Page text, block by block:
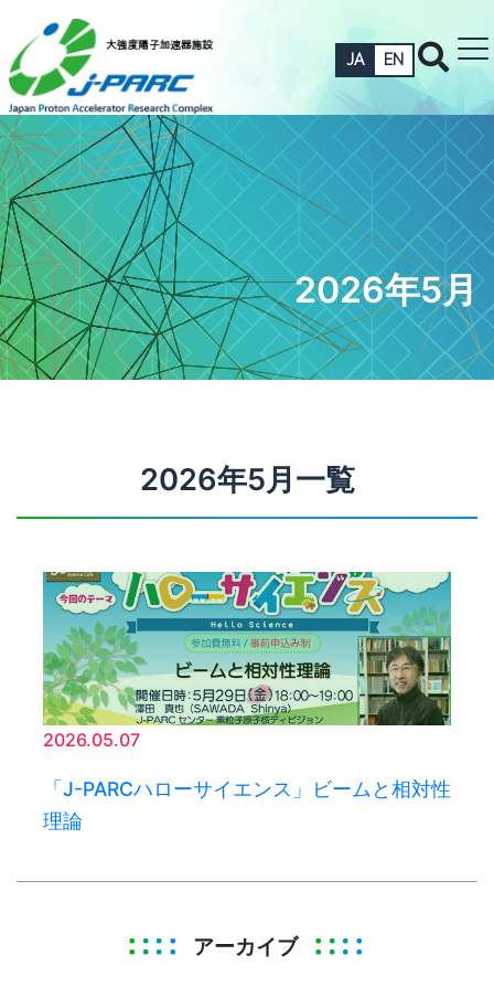
JA EN
2026年5月
2026年5月一覧
2026.05.07
「J-PARCハローサイエンス」ビームと相対性
理論
アーカイブ